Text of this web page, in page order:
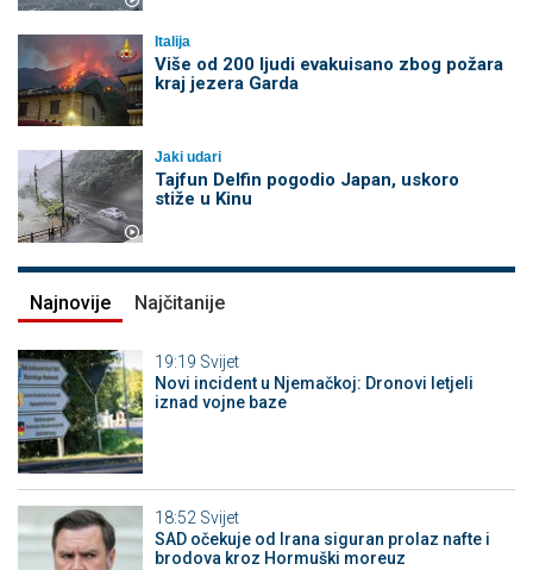
Italija
Više od 200 ljudi evakuisano zbog požara
kraj jezera Garda
Jaki udari
Tajfun Delfin pogodio Japan, uskoro
stiže u Kinu
Najnovije Najčitanije
19:19 Svijet
Novi incident u Njemačkoj: Dronovi letjeli
iznad vojne baze
18:52 Svijet
SAD očekuje od Irana siguran prolaz nafte i
brodova kroz Hormuški moreuz